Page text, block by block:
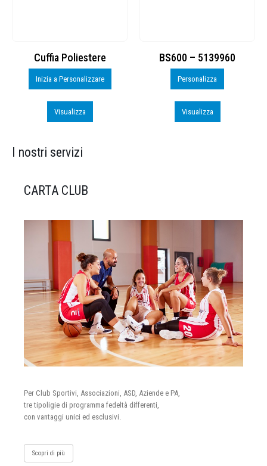
Cuffia Poliestere
Inizia a Personalizzare
Visualizza
BS600 – 5139960
Personalizza
Visualizza
I nostri servizi
CARTA CLUB
Per Club Sportivi, Associazioni, ASD, Aziende e PA,
tre tipoligie di programma fedeltà differenti,
con vantaggi unici ed esclusivi.
Scopri di più